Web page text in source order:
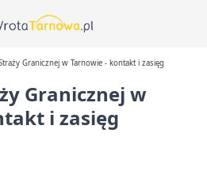
Granicznej w Tarnowie - kontakt i zasięg
Granicznej w
i zasięg